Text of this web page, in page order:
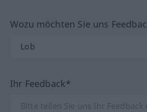
Wozu möchten Sie uns
Ihr Feedback*